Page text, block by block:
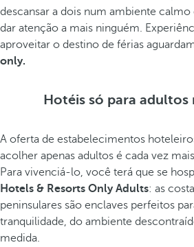
descansar a dois num ambiente
dar atenção a mais ninguém.
aproveitar o destino de férias
only.
Hotéis só para adultos
A oferta de estabelecimentos
acolher apenas adultos é cada vez
Para vivenciá-lo, você terá que se
Hotels & Resorts Only Adults: as
peninsulares são enclaves perfeitos
tranquilidade, do ambiente
medida.